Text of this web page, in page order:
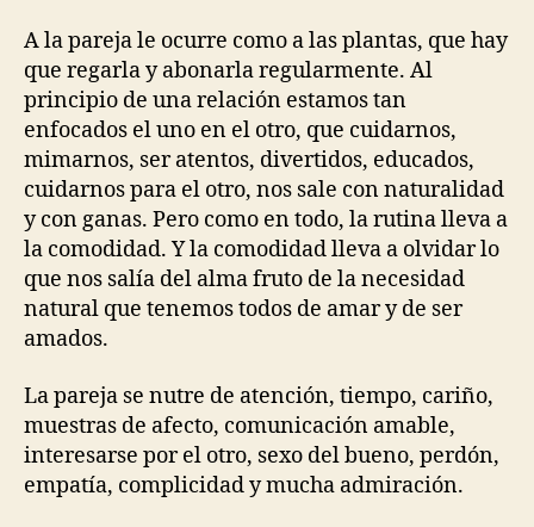
A la pareja le ocurre como a las plantas, que hay
que regarla y abonarla regularmente. Al
principio de una relación estamos tan
enfocados el uno en el otro, que cuidarnos,
mimarnos, ser atentos, divertidos, educados,
cuidarnos para el otro, nos sale con naturalidad
y con ganas. Pero como en todo, la rutina lleva a
la comodidad. Y la comodidad lleva a olvidar lo
que nos salía del alma fruto de la necesidad
natural que tenemos todos de amar y de ser
amados.
La pareja se nutre de atención, tiempo, cariño,
muestras de afecto, comunicación amable,
interesarse por el otro, sexo del bueno, perdón,
empatía, complicidad y mucha admiración.